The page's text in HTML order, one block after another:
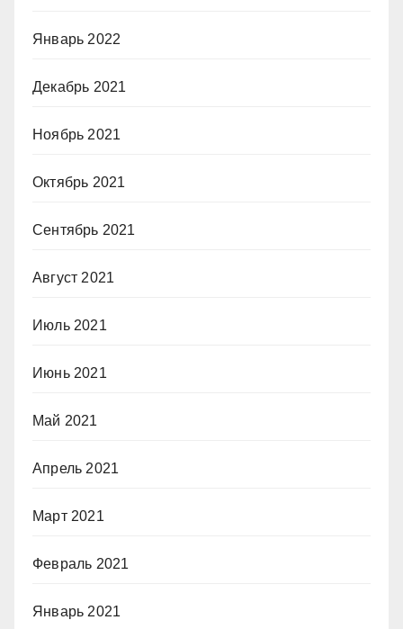
Январь 2022
Декабрь 2021
Ноябрь 2021
Октябрь 2021
Сентябрь 2021
Август 2021
Июль 2021
Июнь 2021
Май 2021
Апрель 2021
Март 2021
Февраль 2021
Январь 2021